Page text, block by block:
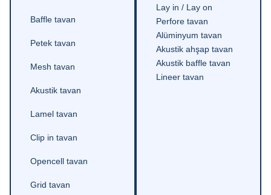
Baffle tavan
Petek tavan
Mesh tavan
Akustik tavan
Lamel tavan
Clip in tavan
Opencell tavan
Grid tavan
Lay in / Lay on
Perfore tavan
Alüminyum tavan
Akustik ahşap tavan
Akustik baffle tavan
Lineer tavan